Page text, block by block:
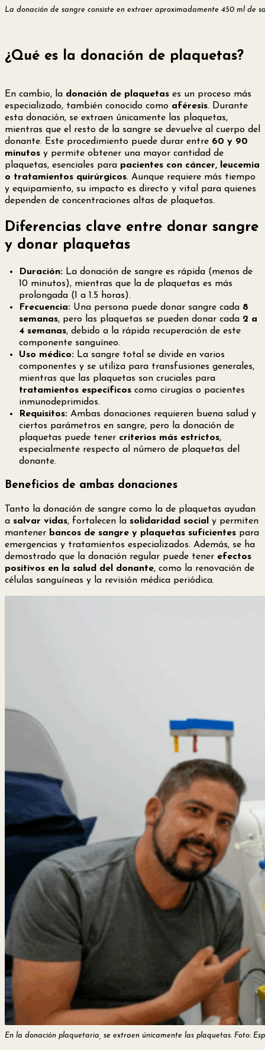
La donación de sangre consiste en extraer aproximadamente 450 ml de
¿Qué es la donación de plaquetas?
En cambio, la donación de plaquetas es un proceso más
especializado, también conocido como aféresis. Durante
esta donación, se extraen únicamente las plaquetas,
mientras que el resto de la sangre se devuelve al cuerpo del
donante. Este procedimiento puede durar entre 60 y 90
minutos y permite obtener una mayor cantidad de
plaquetas, esenciales para pacientes con cáncer, leucemia
o tratamientos quirúrgicos. Aunque requiere más tiempo
y equipamiento, su impacto es directo y vital para quienes
dependen de concentraciones altas de plaquetas.
Diferencias clave entre donar sangre
y donar plaquetas
Duración: La donación de sangre es rápida (menos de
10 minutos), mientras que la de plaquetas es más
prolongada (1 a 1.5 horas).
Frecuencia: Una persona puede donar sangre cada 8
semanas, pero las plaquetas se pueden donar cada 2 a
4 semanas, debido a la rápida recuperación de este
componente sanguíneo.
Uso médico: La sangre total se divide en varios
componentes y se utiliza para transfusiones generales,
mientras que las plaquetas son cruciales para
tratamientos específicos como cirugías o pacientes
inmunodeprimidos.
Requisitos: Ambas donaciones requieren buena salud y
ciertos parámetros en sangre, pero la donación de
plaquetas puede tener criterios más estrictos,
especialmente respecto al número de plaquetas del
donante.
Beneficios de ambas donaciones
Tanto la donación de sangre como la de plaquetas ayudan
a salvar vidas, fortalecen la solidaridad social
y permiten
mantener bancos de sangre y plaquetas suficientes para
emergencias y tratamientos especializados. Además, se ha
demostrado que la donación regular puede tener efectos
positivos en la salud del donante, como la renovación de
células sanguíneas y la revisión médica periódica.
En la donación plaquetaria, se extraen únicamente las plaquetas. Foto: